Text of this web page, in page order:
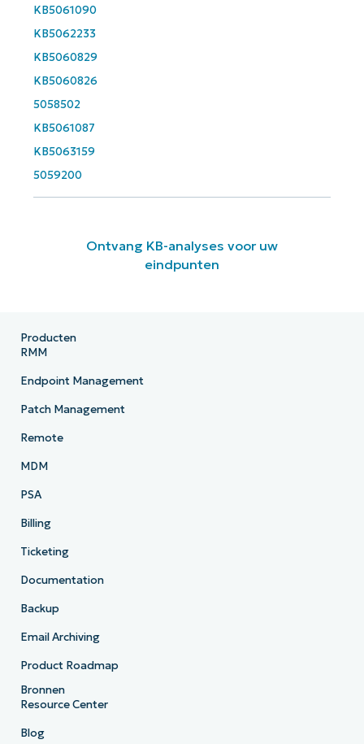
KB5061090
KB5062233
KB5060829
KB5060826
5058502
KB5061087
KB5063159
5059200
Ontvang KB-analyses voor uw
eindpunten
number*
Land
Company
Producten
RMM
Endpoint Management
Patch Management
Remote
MDM
PSA
Billing
Ticketing
Documentation
Backup
Email Archiving
Product Roadmap
Bronnen
Resource Center
Blog